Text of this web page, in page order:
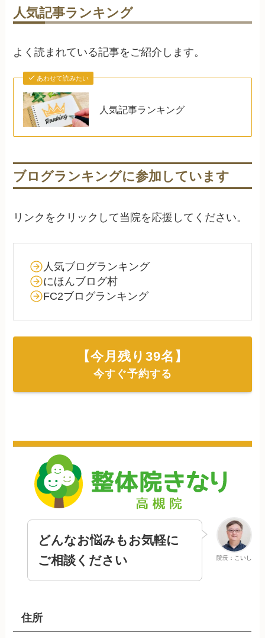
人気記事ランキング
よく読まれている記事をご紹介します。
あわせて読みたい
人気記事ランキング
ブログランキングに参加しています
リンクをクリックして当院を応援してください。
人気ブログランキング
にほんブログ村
FC2ブログランキング
【今月残り 39名】
今すぐ予約する
院長：こいし
どんなお悩みもお気軽に
ご相談ください
住所